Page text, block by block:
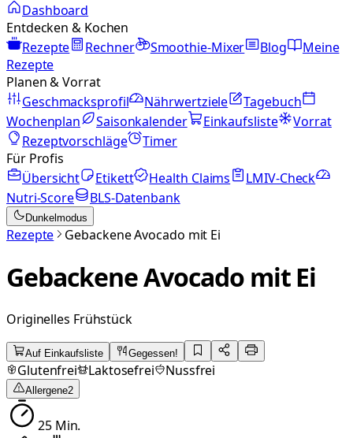
Dashboard
Entdecken & Kochen
Rezepte
Rechner Smoothie-Mixer Blog
Meine
Rezepte
Planen & Vorrat
Geschmacksprofil
Nährwertziele
Tagebuch
Wochenplan
Saisonkalender Einkaufsliste
Vorrat
Rezeptvorschläge
Timer
Für Profis
Übersicht
Etikett Health Claims
LMIV-Check
Nutri-Score
BLS-Datenbank
Dunkelmodus
Rezepte Gebackene Avocado mit Ei
Gebackene Avocado mit Ei
Originelles Frühstück
Auf Einkaufsliste Gegessen!
Glutenfrei Laktosefrei Nussfrei
Allergene2
25Min.